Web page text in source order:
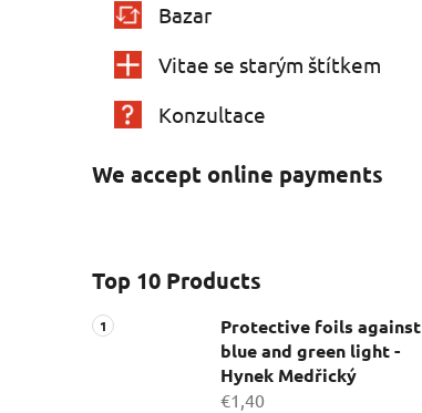
Bazar
Vitae se starým štítkem
Konzultace
We accept online payments
Top 10 Products
Protective foils against
blue and green light -
Hynek Medřický
€1,40